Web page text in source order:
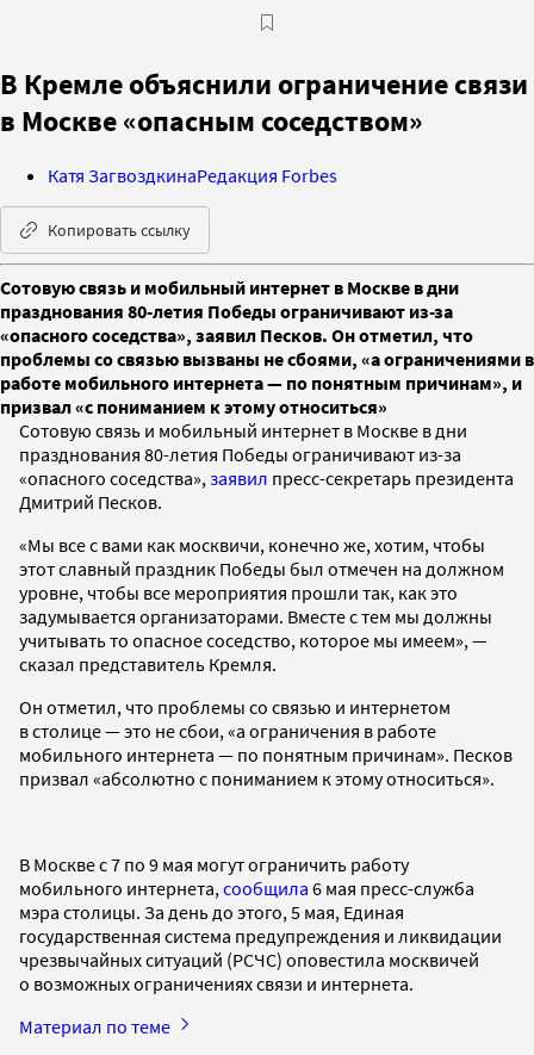
В Кремле объяснили ограничение связи
в Москве «опасным соседством»
Катя ЗагвоздкинаРедакция Forbes
Копировать ссылку
Сотовую связь и мобильный интернет в Москве в дни
празднования 80-летия Победы ограничивают из-за
«опасного соседства», заявил Песков. Он отметил, что
проблемы со связью вызваны не сбоями, «а ограничениями в
работе мобильного интернета — по понятным причинам», и
призвал «с пониманием к этому относиться»
Сотовую связь и мобильный интернет в Москве в дни
празднования 80-летия Победы ограничивают из-за
«опасного соседства», заявил пресс-секретарь президента
Дмитрий Песков.
«Мы все с вами как москвичи, конечно же, хотим, чтобы
этот славный праздник Победы был отмечен на должном
уровне, чтобы все мероприятия прошли так, как это
задумывается организаторами. Вместе с тем мы должны
учитывать то опасное соседство, которое мы имеем», —
сказал представитель Кремля.
Он отметил, что проблемы со связью и интернетом
в столице — это не сбои, «а ограничения в работе
мобильного интернета — по понятным причинам». Песков
призвал «абсолютно с пониманием к этому относиться».
В Москве с 7 по 9 мая могут ограничить работу
мобильного интернета, сообщила 6 мая пресс-служба
мэра столицы. За день до этого, 5 мая, Единая
государственная система предупреждения и ликвидации
чрезвычайных ситуаций (РСЧС) оповестила москвичей
о возможных ограничениях связи и интернета.
Материал по теме